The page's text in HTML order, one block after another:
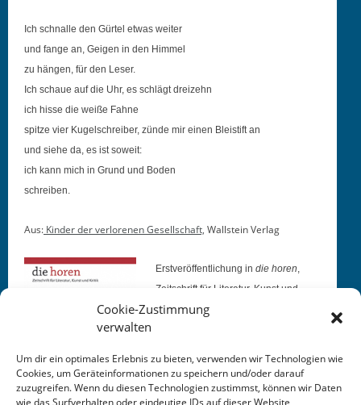
Cookie-Zustimmung
verwalten
Um dir ein optimales Erlebnis zu bieten, verwenden wir Technologien wie
Cookies, um Geräteinformationen zu speichern und/oder darauf
zuzugreifen. Wenn du diesen Technologien zustimmst, können wir Daten
wie das Surfverhalten oder eindeutige IDs auf dieser Website
Ich schnalle den Gür­tel etwas weiter
und fange an, Geigen in den Himmel
zu hän­gen, für den Leser.
Ich schaue auf die Uhr, es schlägt dreizehn
ich hisse die weiße Fahne
spitze vier Kugelschreiber, zünde mir einen Bleis­tift an
und siehe da, es ist soweit:
ich kann mich in Grund und Boden
schreiben.
Aus: Kinder der ver­lore­nen Gesellschaft, Wall­stein Verlag
Erstveröf­fentlichung in die horen,
Zeitschrift für Lit­er­atur, Kun­st und
Kritik
Zustandsvermutungen